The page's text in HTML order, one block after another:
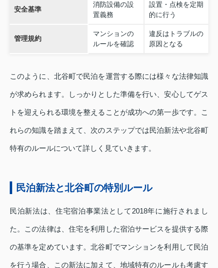
安全基準
消防設備の設
置義務
設置・点検を定期
的に行う
管理規約
マンションの
ルールを確認
違反はトラブルの
原因となる
このように、北谷町で民泊を運営する際には様々な法律知識
が求められます。しっかりとした準備を行い、安心してゲス
トを迎えられる環境を整えることが成功への第一歩です。こ
れらの知識を踏まえて、次のステップでは民泊新法や北谷町
特有のルールについて詳しく見ていきます。
民泊新法と北谷町の特別ルール
民泊新法は、住宅宿泊事業法として2018年に施行されまし
た。この法律は、住宅を利用した宿泊サービスを提供する際
の基準を定めています。北谷町でマンションを利用して民泊
を行う場合、この新法に加えて、地域特有のルールも考慮す